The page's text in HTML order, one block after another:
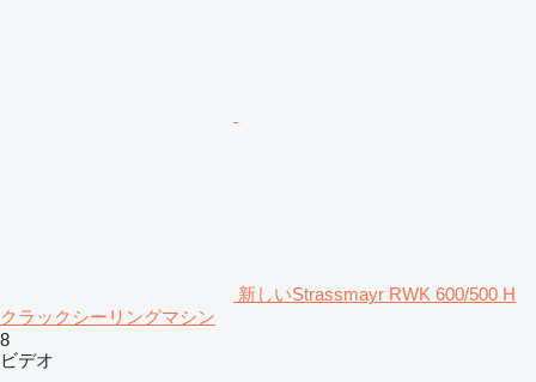
新しいStrassmayr RWK 600/500 H
クラックシーリングマシン
8
ビデオ